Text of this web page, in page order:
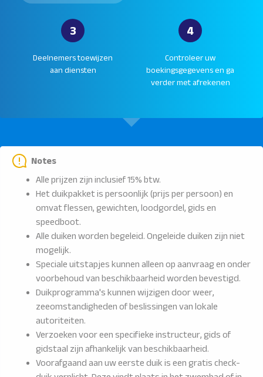
3
Deelnemers toewijzen
aan diensten
4
Controleer uw
boekingsgegevens en ga
verder met afrekenen
Notes
Alle prijzen zijn inclusief 15% btw.
Het duikpakket is persoonlijk (prijs per persoon) en
omvat flessen, gewichten, loodgordel, gids en
speedboot.
Alle duiken worden begeleid. Ongeleide duiken zijn niet
mogelijk.
Speciale uitstapjes kunnen alleen op aanvraag en onder
voorbehoud van beschikbaarheid worden bevestigd.
Duikprogramma's kunnen wijzigen door weer,
zeeomstandigheden of beslissingen van lokale
autoriteiten.
Verzoeken voor een specifieke instructeur, gids of
gidstaal zijn afhankelijk van beschikbaarheid.
Voorafgaand aan uw eerste duik is een gratis check-